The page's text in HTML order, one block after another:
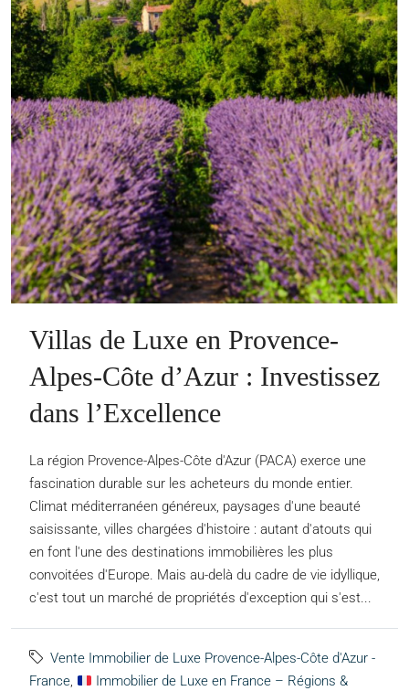
Villas de Luxe en Provence-
Alpes-Côte d’Azur : Investissez
dans l’Excellence
La région Provence-Alpes-Côte d'Azur (PACA) exerce une
fascination durable sur les acheteurs du monde entier.
Climat méditerranéen généreux, paysages d'une beauté
saisissante, villes chargées d'histoire : autant d'atouts qui
en font l'une des destinations immobilières les plus
convoitées d'Europe. Mais au-delà du cadre de vie idyllique,
c'est tout un marché de propriétés d'exception qui s'est...
Vente Immobilier de Luxe Provence-Alpes-Côte d'Azur -
France,
Immobilier de Luxe en France – Régions &